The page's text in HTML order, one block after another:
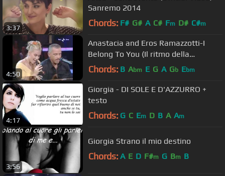
3:37
Sanremo 2014
Chords: F# G# A C# Fm D# C#m
4:50
Anastacia and Eros Ramazzotti-I
Belong To You (Il ritmo della
passione) Live at Domenica 2006
Chords: B Abm E G A Gb Ebm
4:17
Giorgia - DI SOLE E D'AZZURRO +
testo
Chords: G C Em D B A Am
3:56
Giorgia Strano il mio destino
Chords: A E D F#m G Bm B